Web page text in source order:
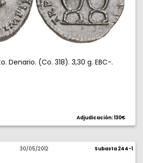
Denario. (Co. 318). 3,30 g. EBC-.
Adjudicación: 130€
30/05/2012 Subasta 244-1